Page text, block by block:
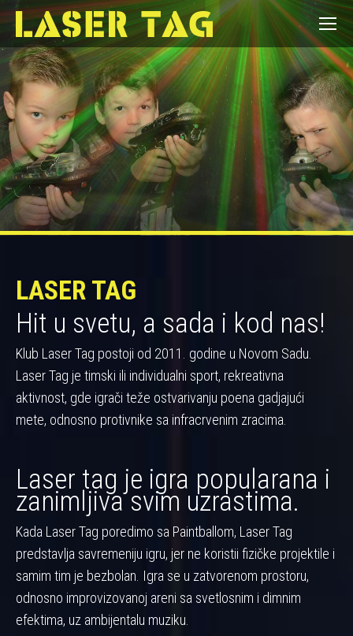
LASER TAG
Hit u svetu, a sada i kod nas!
Klub Laser Tag postoji od 2011. godine u Novom Sadu.
Laser Tag je timski ili individualni sport, rekreativna
aktivnost, gde igrači teže ostvarivanju poena gadjajući
mete, odnosno protivnike sa infracrvenim zracima.
Laser tag je igra popularana i
zanimljiva svim uzrastima.
Kada Laser Tag poredimo sa Paintballom, Laser Tag
predstavlja savremeniju igru, jer ne koristii fizičke projektile i
samim tim je bezbolan. Igra se u zatvorenom prostoru,
odnosno improvizovanoj areni sa svetlosnim i dimnim
efektima, uz ambijentalu muziku.